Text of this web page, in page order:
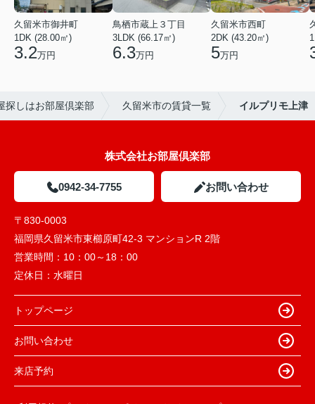
久留米市御井町
1DK (28.00㎡)
3.2万円
鳥栖市蔵上３丁目
3LDK (66.17㎡)
6.3万円
久留米市西町
2DK (43.20㎡)
5万円
探しはお部屋倶楽部 久留米市の賃貸一覧 イルプリモ上津
株式会社お部屋倶楽部
0942-34-7755 お問い合わせ
〒830-0003
福岡県久留米市東櫛原町42-3 マンションR 2階
営業時間： 10：00～18：00
定休日： 水曜日
トップページ
お問い合わせ
来店予約